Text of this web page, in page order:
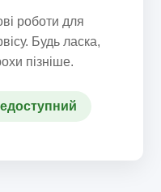
роботи для
Будь ласка,
пізніше.